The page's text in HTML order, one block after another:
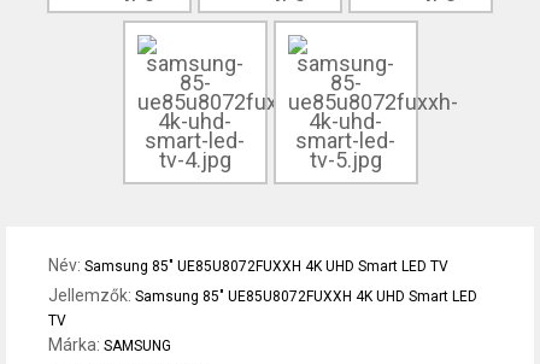
Név: Samsung 85" UE85U8072FUXXH 4K UHD Smart LED TV
Jellemzők: Samsung 85" UE85U8072FUXXH 4K UHD Smart LED
TV
Márka: SAMSUNG